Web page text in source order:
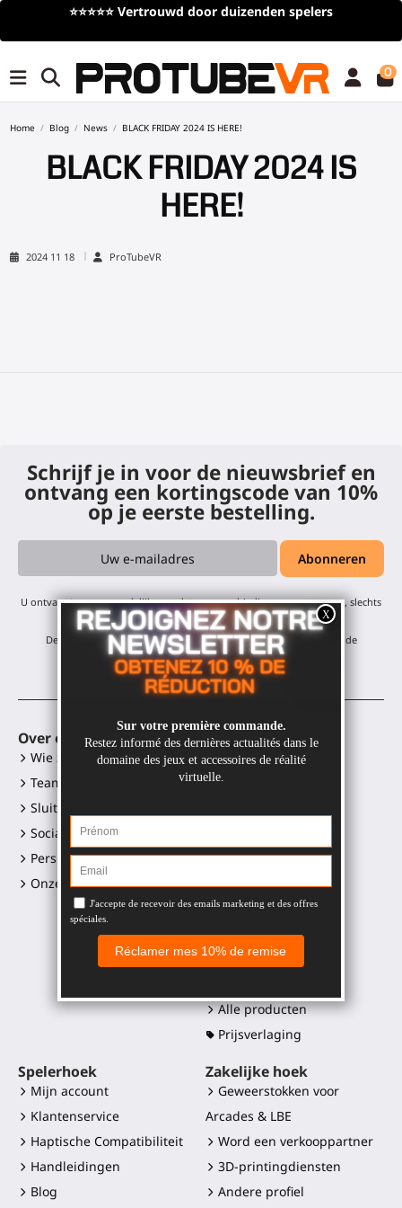
⭐⭐⭐⭐⭐ Vertrouwd door duizenden spelers
0
Home Blog News BLACK FRIDAY 2024 IS HERE!
BLACK FRIDAY 2024 IS
HERE!
2024 11 18 ProTubeVR
Schrijf je in voor de nieuwsbrief en
ontvang een kortingscode van 10%
op je eerste bestelling.
U ontvangt onze maandelijkse updates en aanbiedingen - geen spam, slechts
één e-mail per maand! U kunt zich op elk moment afmelden.
De korting geldt voor al onze producten, met uitzondering van de
afgeprijsde items.
Over ons
Wie zijn wij?
Team
Sluit je aan
Sociale media links
Perskit en logo's
Onze retailers
VR-toebehoren
Gunstock MagTube
Gunstock ForceTube
ProStraps sleeves
ProTas joystick
SWINGiT Golf Club
ProSaber mes
Controller mounts
Alle producten
Prijsverlaging
Spelerhoek
Mijn account
Klantenservice
Haptische Compatibiliteit
Handleidingen
Blog
Zakelijke hoek
Geweerstokken voor
Arcades & LBE
Word een verkooppartner
3D-printingdiensten
Andere profiel